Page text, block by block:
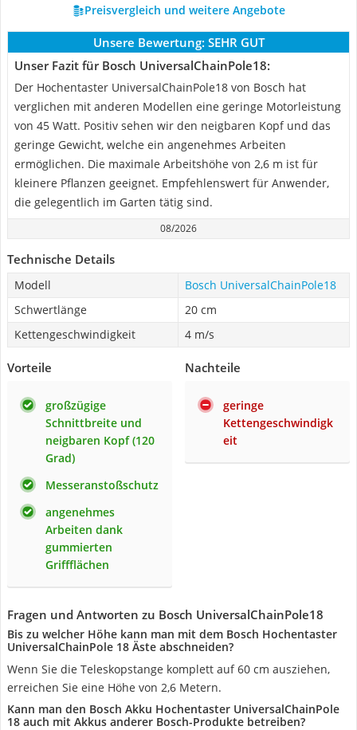
Preisvergleich und weitere Angebote
Unsere Bewertung: SEHR GUT
Unser Fazit für Bosch UniversalChainPole18:
Der Hochentaster UniversalChainPole18 von Bosch hat
verglichen mit anderen Modellen eine geringe Motorleistung
von 45 Watt. Positiv sehen wir den neigbaren Kopf und das
geringe Gewicht, welche ein angenehmes Arbeiten
ermöglichen. Die maximale Arbeitshöhe von 2,6 m ist für
kleinere Pflanzen geeignet. Empfehlenswert für Anwender,
die gelegentlich im Garten tätig sind.
08/2026
Technische Details
Modell
Bosch UniversalChainPole18
Schwertlänge
20 cm
Kettengeschwindigkeit
4 m/s
Vorteile
großzügige
Schnittbreite und
neigbaren Kopf (120
Grad)
Messeranstoßschutz
angenehmes
Arbeiten dank
gummierten
Griffflächen
Nachteile
geringe
Kettengeschwindigk
eit
Fragen und Antworten zu Bosch UniversalChainPole18
Bis zu welcher Höhe kann man mit dem Bosch Hochentaster
UniversalChainPole 18 Äste abschneiden?
Wenn Sie die Teleskopstange komplett auf 60 cm ausziehen,
erreichen Sie eine Höhe von 2,6 Metern.
Kann man den Bosch Akku Hochentaster UniversalChainPole
18 auch mit Akkus anderer Bosch-Produkte betreiben?